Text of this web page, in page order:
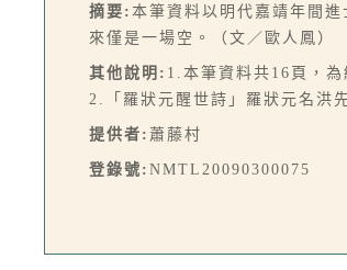
摘要: 本筆資料以明代嘉靖年間
來僅是一場空。（文／歐人鳳）
其他說明: 1.本筆資料共16頁，為
2.「羅狀元醒世詩」羅狀元名洪
提供者: 蕭藤村
登錄號: NMTL20090300075